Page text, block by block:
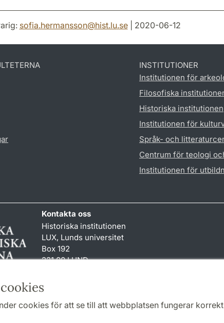
cookies för att se till att webbplatsen fungerar
sofia.hermansson@hist.lu.se| 2020-06-12
INSTITUTIONER
Institutionen för
Filosofiska
Historiska institutionen
Institutionen för
Språk- och
Centrum för teologi
Institutionen för
Kontakta oss
Historiska institutionen
LUX, Lunds universitet
Box 192
221 00 LUND
hist